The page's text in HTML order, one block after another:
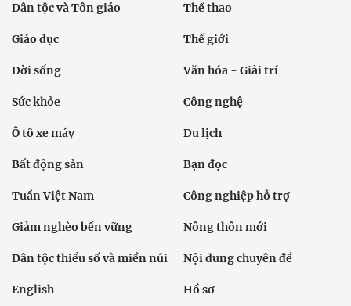
Dân tộc và Tôn giáo Thể thao
Giáo dục Thế giới
Đời sống Văn hóa - Giải trí
Sức khỏe Công nghệ
Ô tô xe máy Du lịch
Bất động sản Bạn đọc
Tuần Việt Nam Công nghiệp hỗ trợ
Giảm nghèo bền vững Nông thôn mới
Dân tộc thiểu số và miền núi Nội dung chuyên đề
English Hồ sơ